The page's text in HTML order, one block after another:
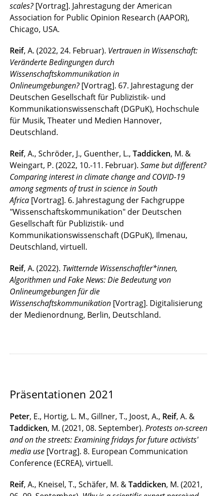
scales?[Vortrag]. Jahrestagung der American
Association for Public Opinion Research (AAPOR),
Chicago, USA.
Reif, A. (2022, 24. Februar). Vertrauen in Wissenschaft:
Veränderte Bedingungen durch
Wissenschaftskommunikation in
Onlineumgebungen?[Vortrag]. 67. Jahrestagung der
Deutschen Gesellschaft für Publizistik- und
Kommunikationswissenschaft (DGPuK), Hochschule
für Musik, Theater und Medien Hannover,
Deutschland.
Reif, A., Schröder, J., Guenther, L., Taddicken, M. &
Weingart, P. (2022, 10.-11. Februar). Same but different?
Comparing interest in climate change and COVID-19
among segments of trust in science in South
Africa [Vortrag]. 6. Jahrestagung der Fachgruppe
"Wissenschaftskommunikation" der Deutschen
Gesellschaft für Publizistik- und
Kommunikationswissenschaft (DGPuK), Ilmenau,
Deutschland, virtuell.
Reif, A. (2022). Twitternde Wissenschaftler*innen,
Algorithmen und Fake News: Die Bedeutung von
Onlineumgebungen für die
Wissenschaftskommunikation [Vortrag]. Digitalisierung
der Medienordnung, Berlin, Deutschland.
Präsentationen 2021
Peter, E., Hortig, L. M., Gillner, T., Joost, A., Reif, A. &
Taddicken, M. (2021, 08. September). Protests on-screen
and on the streets: Examining fridays for future activists'
media use [Vortrag]. 8. European Communication
Conference (ECREA), virtuell.
Reif, A., Kneisel, T., Schäfer, M. &Taddicken, M. (2021,